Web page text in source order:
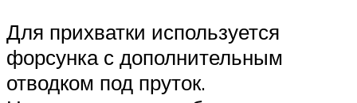
Для прихватки используется
форсунка с дополнительным
отводком под пруток.